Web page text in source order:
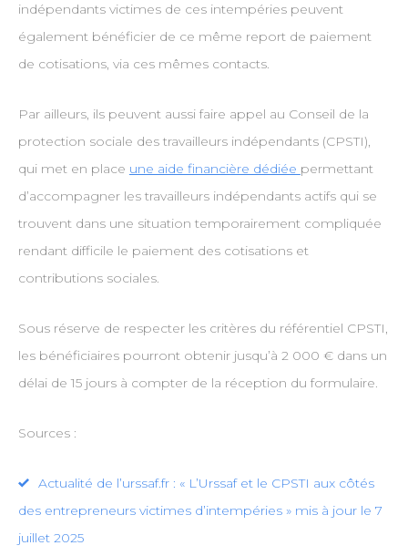
indépendants victimes de ces intempéries peuvent
également bénéficier de ce même report de paiement
de cotisations, via ces mêmes contacts.
Par ailleurs, ils peuvent aussi faire appel au Conseil de la
protection sociale des travailleurs indépendants (CPSTI),
qui met en place une aide financière dédiée permettant
d’accompagner les travailleurs indépendants actifs qui se
trouvent dans une situation temporairement compliquée
rendant difficile le paiement des cotisations et
contributions sociales.
Sous réserve de respecter les critères du référentiel CPSTI,
les bénéficiaires pourront obtenir jusqu’à 2 000 € dans un
délai de 15 jours à compter de la réception du formulaire.
Sources :
Actualité de l’urssaf.fr : « L’Urssaf et le CPSTI aux côtés
des entrepreneurs victimes d’intempéries » mis à jour le 7
juillet 2025